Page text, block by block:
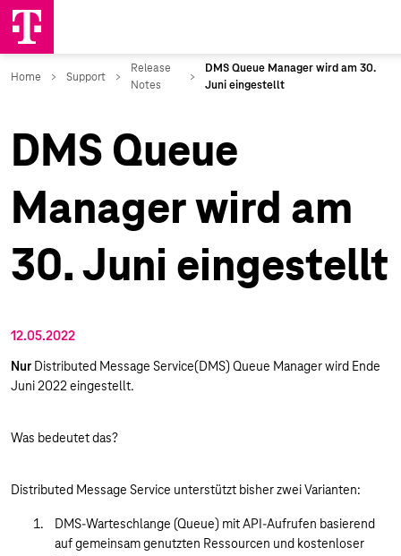
DMS Queue
Manager wird am
30. Juni eingestellt
12.05.2022
Nur Distributed Message Service(DMS) Queue Manager wird Ende
Juni 2022 eingestellt.
Was bedeutet das?
Distributed Message Service unterstützt bisher zwei Varianten:
DMS-Warteschlange (Queue) mit API-Aufrufen basierend
auf gemeinsam genutzten Ressourcen und kostenloser